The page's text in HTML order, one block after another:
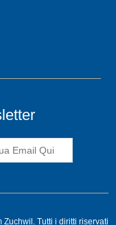
Tutti i diritti riservati